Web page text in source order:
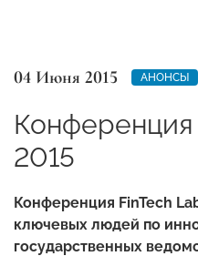
04 Июня 2015 АНОНСЫ
2015
Конференция FinTech
ключевых людей по
государственных